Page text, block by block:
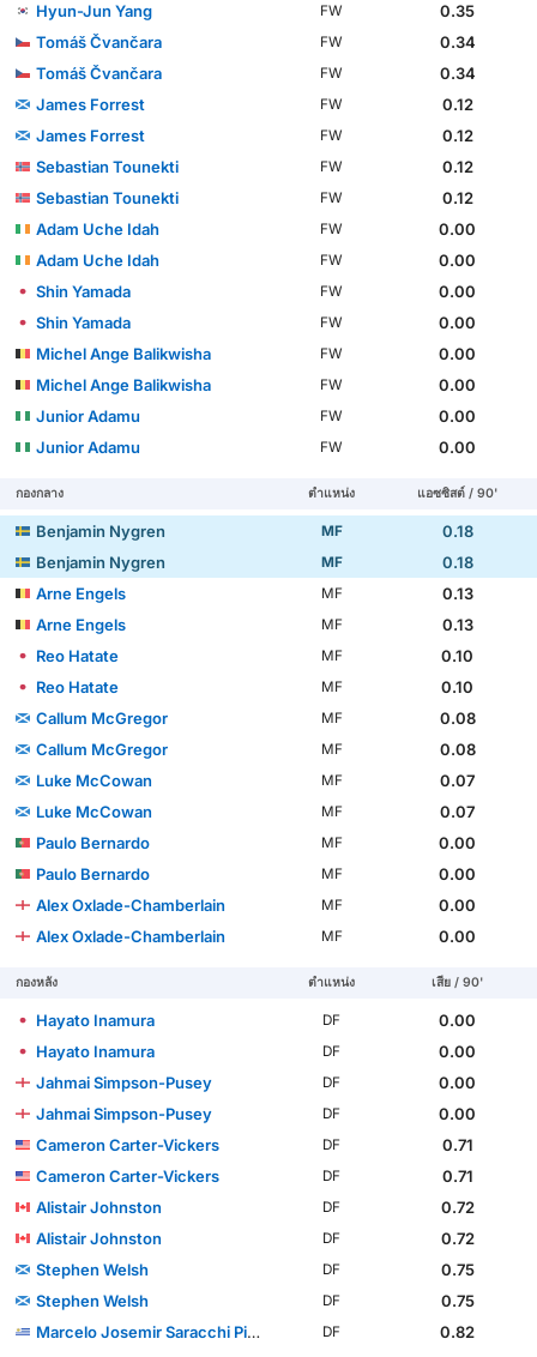
Hyun-Jun Yang
FW
0.35
Tomáš Čvančara
FW
0.34
Tomáš Čvančara
FW
0.34
James Forrest
FW
0.12
James Forrest
FW
0.12
Sebastian Tounekti
FW
0.12
Sebastian Tounekti
FW
0.12
Adam Uche Idah
FW
0.00
Adam Uche Idah
FW
0.00
Shin Yamada
FW
0.00
Shin Yamada
FW
0.00
Michel Ange Balikwisha
FW
0.00
Michel Ange Balikwisha
FW
0.00
Junior Adamu
FW
0.00
Junior Adamu
FW 0.00
กองกลาง ตำแหน่ง แอซซิสต์ / 90'
Benjamin Nygren MF
0.18
Benjamin Nygren
MF
0.18
Arne Engels
MF
0.13
Arne Engels
MF
0.13
Reo Hatate
MF
0.10
Reo Hatate
MF
0.10
Callum McGregor
MF
0.08
Callum McGregor
MF
0.08
Luke McCowan
MF
0.07
Luke McCowan
MF
0.07
Paulo Bernardo
MF
0.00
Paulo Bernardo
MF
0.00
Alex Oxlade-Chamberlain
MF
0.00
Alex Oxlade-Chamberlain
MF 0.00
กองหลัง ตำแหน่ง เสีย / 90'
Hayato Inamura DF
0.00
Hayato Inamura
DF
0.00
Jahmai Simpson-Pusey
DF
0.00
Jahmai Simpson-Pusey
DF
0.00
Cameron Carter-Vickers
DF
0.71
Cameron Carter-Vickers
DF
0.71
Alistair Johnston
DF
0.72
Alistair Johnston
DF
0.72
Stephen Welsh
DF
0.75
Stephen Welsh
DF
0.75
Marcelo Josemir Saracchi Pintos
DF
0.82